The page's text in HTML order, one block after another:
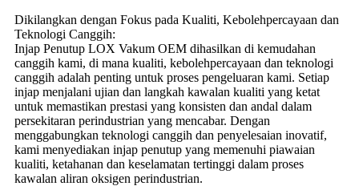
Dikilangkan dengan Fokus pada Kualiti, Kebolehpercayaan dan
Teknologi Canggih:
Injap Penutup LOX Vakum OEM dihasilkan di kemudahan
canggih kami, di mana kualiti, kebolehpercayaan dan teknologi
canggih adalah penting untuk proses pengeluaran kami. Setiap
injap menjalani ujian dan langkah kawalan kualiti yang ketat
untuk memastikan prestasi yang konsisten dan andal dalam
persekitaran perindustrian yang mencabar. Dengan
menggabungkan teknologi canggih dan penyelesaian inovatif,
kami menyediakan injap penutup yang memenuhi piawaian
kualiti, ketahanan dan keselamatan tertinggi dalam proses
kawalan aliran oksigen perindustrian.